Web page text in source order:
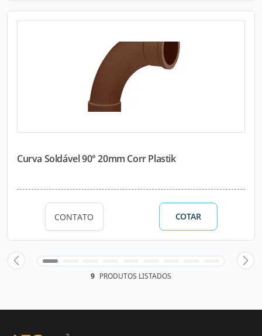
Curva Soldável 90° 20mm Corr Plastik
CONTATO COTAR
9 PRODUTOS LISTADOS